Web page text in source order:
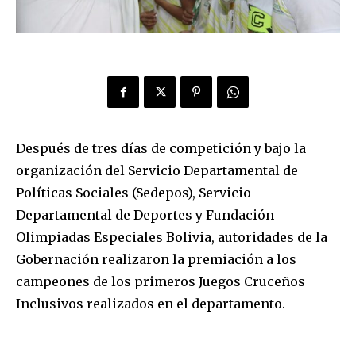
Después de tres días de competición y bajo la
organización del Servicio Departamental de
Políticas Sociales (Sedepos), Servicio
Departamental de Deportes y Fundación
Olimpiadas Especiales Bolivia, autoridades de la
Gobernación realizaron la premiación a los
campeones de los primeros Juegos Cruceños
Inclusivos realizados en el departamento.